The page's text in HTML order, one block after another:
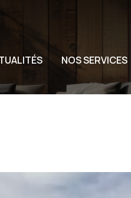
NOS SERVICES